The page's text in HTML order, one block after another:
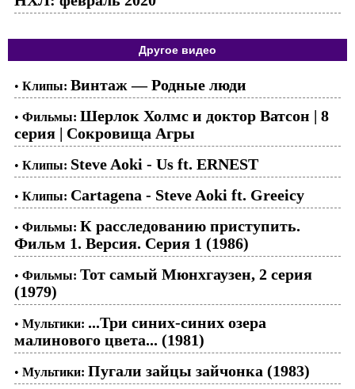
Другое видео
• Клипы: Винтаж — Родные люди
• Фильмы: Шерлок Холмс и доктор Ватсон | 8
серия | Сокровища Агры
• Клипы: Steve Aoki - Us ft. ERNEST
• Клипы: Cartagena - Steve Aoki ft. Greeicy
• Фильмы: К расследованию приступить.
Фильм 1. Версия. Серия 1 (1986)
• Фильмы: Тот самый Мюнхгаузен, 2 серия
(1979)
• Мультики: ...Три синих-синих озера
малинового цвета... (1981)
• Мультики: Пугали зайцы зайчонка (1983)